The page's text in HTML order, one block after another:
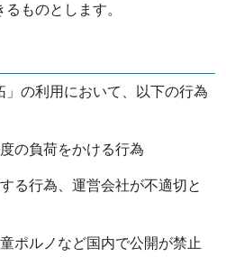
ものとします。
の利用において、以下の行為
の負荷をかける行為
る行為、運営会社が不適切と
ポルノなど国内で公開が禁止